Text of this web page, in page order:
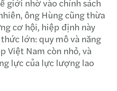
giới nhờ vào chính sách
ông Hùng cũng thừa
cơ hội, hiệp định này
lớn: quy mô và năng
Việt Nam còn nhỏ, và
lực của lực lượng lao